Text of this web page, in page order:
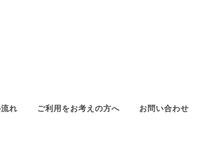
れ ご利用をお考えの方へ お問い合わせ